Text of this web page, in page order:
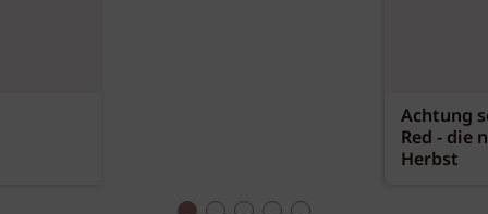
Achtung
Red - die
Herbst